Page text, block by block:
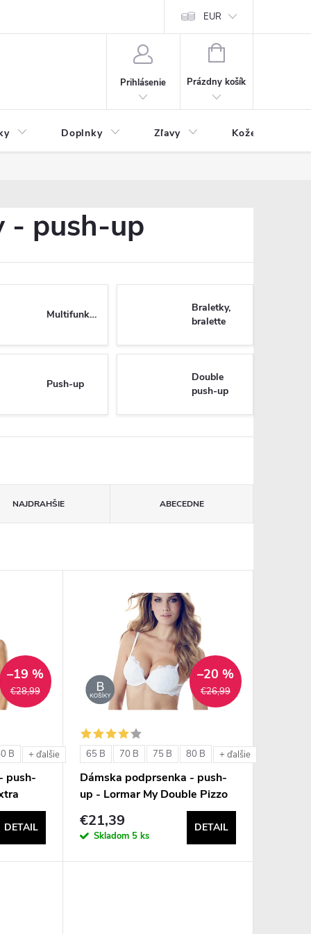
EUR
Prihlásenie
NÁKUPNÝ
Prázdny košík
Doplnky Zľavy Kožený tovar
- push-up
Multifunkčné
Braletky,
bralette
Push-up
Double
push-up
NAJDRAHŠIE ABECEDNE
€28,99
–19 %
B + ďalšie
push-
DETAIL
€26,99
–20 %
65 B 70 B 75 B 80 B + ďalšie
Dámska podprsenka - push-
up - Lormar My Double Pizzo
€21,39
Skladom 5 ks
DETAIL